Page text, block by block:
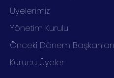
Üyelerimiz
Yönetim Kurulu
Önceki Dönem Başkanları
Kurucu Üyeler